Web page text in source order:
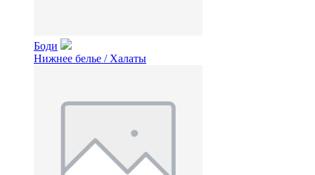
Боди
Нижнее белье / Халаты